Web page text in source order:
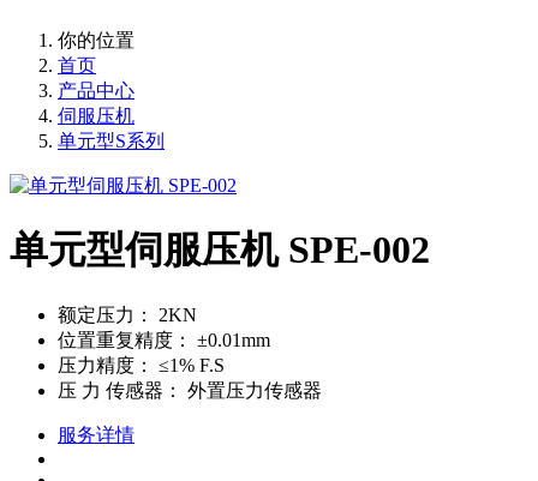
你的位置
首页
产品中心
伺服压机
单元型S系列
单元型伺服压机 SPE-002
额定压力：
2KN
位置重复精度：
±0.01mm
压力精度：
≤1% F.S
压 力 传感器：
外置压力传感器
服务详情